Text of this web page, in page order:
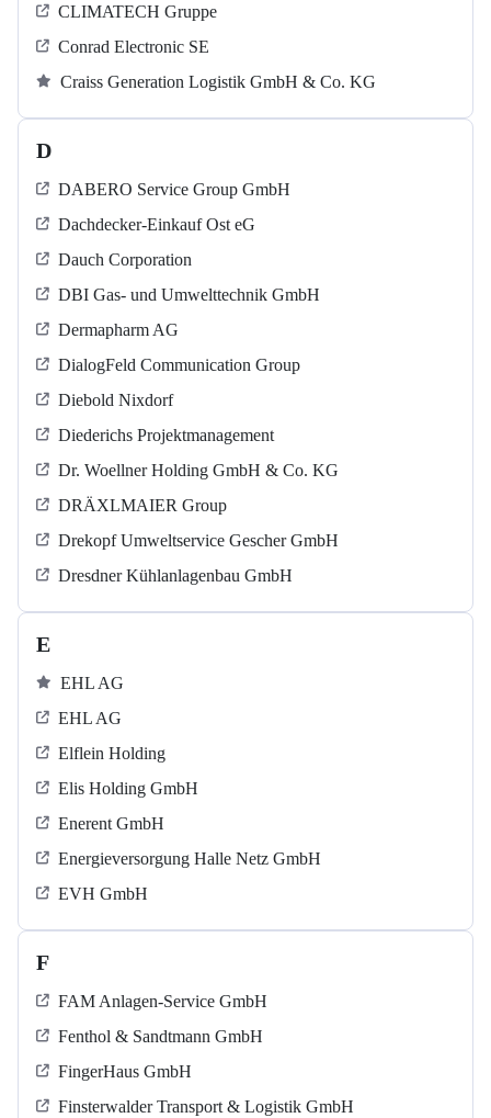
CLIMATECH Gruppe
Conrad Electronic SE
Craiss Generation Logistik GmbH & Co. KG
D
DABERO Service Group GmbH
Dachdecker-Einkauf Ost eG
Dauch Corporation
DBI Gas- und Umwelttechnik GmbH
Dermapharm AG
DialogFeld Communication Group
Diebold Nixdorf
Diederichs Projektmanagement
Dr. Woellner Holding GmbH & Co. KG
DRÄXLMAIER Group
Drekopf Umweltservice Gescher GmbH
Dresdner Kühlanlagenbau GmbH
E
EHL AG
EHL AG
Elflein Holding
Elis Holding GmbH
Enerent GmbH
Energieversorgung Halle Netz GmbH
EVH GmbH
F
FAM Anlagen-Service GmbH
Fenthol & Sandtmann GmbH
FingerHaus GmbH
Finsterwalder Transport & Logistik GmbH